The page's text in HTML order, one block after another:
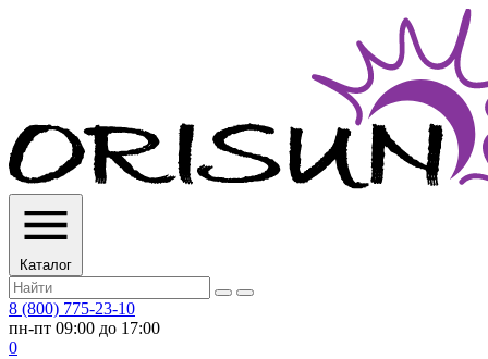
Каталог
8 (800) 775-23-10
пн-пт 09:00 до 17:00
0